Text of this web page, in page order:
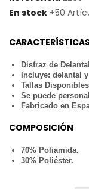
En stock +50
Disfraz de
Incluye: delantal
Tallas
Se puede
Fabricado en
COMPOSICIÓN
70% Poliamida.
30% Poliéster.